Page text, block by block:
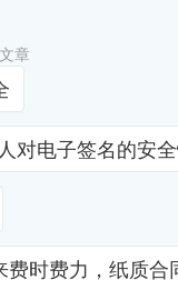
章
电子签名的
时费力，纸质